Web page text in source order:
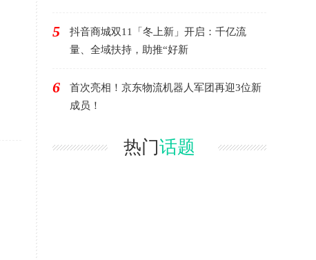
5
抖音商城双11「冬上新」开启：千亿流
量、全域扶持，助推“好新
6
首次亮相！京东物流机器人军团再迎3位新
成员！
热门话题